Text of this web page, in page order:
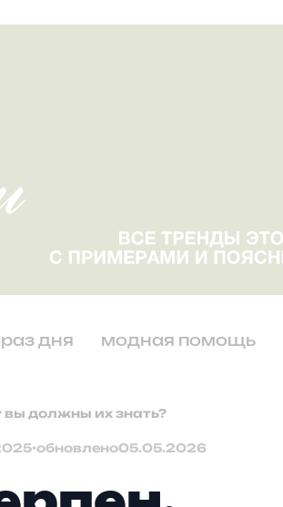
дня модная помощь
вы должны их знать?
•обновлено05.05.2026